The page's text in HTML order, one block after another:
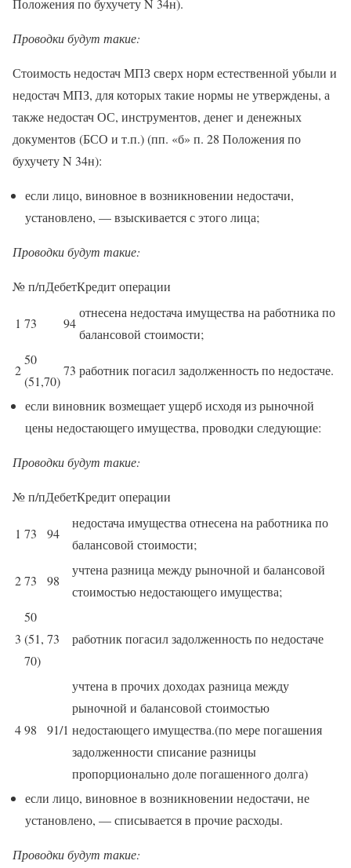
Положения по бухучету N 34н).
Проводки будут такие:
Стоимость недостач МПЗ сверх норм естественной убыли и
недостач МПЗ, для которых такие нормы не утверждены, а
также недостач ОС, инструментов, денег и денежных
документов (БСО и т.п.) (пп. «б» п. 28 Положения по
бухучету N 34н):
если лицо, виновное в возникновении недостачи,
установлено, — взыскивается с этого лица;
Проводки будут такие:
№ п/пДебетКредит операции
1 73 94
отнесена недостача имущества на работника по
балансовой стоимости;
2
50
(51,70)
73 работник погасил задолженность по недостаче.
если виновник возмещает ущерб исходя из рыночной
цены недостающего имущества, проводки следующие:
Проводки будут такие:
№ п/пДебетКредит операции
1 73 94
недостача имущества отнесена на работника по
балансовой стоимости;
273 98
учтена разница между рыночной и балансовой
стоимостью недостающего имущества;
3
50
(51,
70)
73 работник погасил задолженность по недостаче
498 91/1
учтена в прочих доходах разница между
рыночной и балансовой стоимостью
недостающего имущества.(по мере погашения
задолженности списание разницы
пропорционально доле погашенного долга)
если лицо, виновное в возникновении недостачи, не
установлено, — списывается в прочие расходы.
Проводки будут такие: